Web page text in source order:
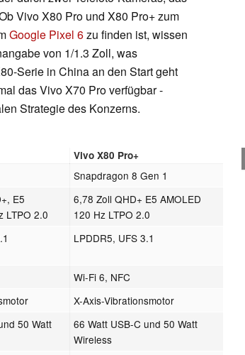
Vivo X80 Pro und X80 Pro+ zum
Google Pixel 6zu finden ist, wissen
von 1/1.3 Zoll, was
Serie in China an den Start geht
das Vivo X70 Pro verfügbar -
Strategie des Konzerns.
Vivo X80 Pro+
Snapdragon 8 Gen 1
E5
LTPO 2.0
6,78 Zoll QHD+ E5 AMOLED
120 Hz LTPO 2.0
LPDDR5, UFS 3.1
Wi-Fi 6, NFC
X-Axis-Vibrationsmotor
50 Watt
66 Watt USB-C und 50 Watt
Wireless